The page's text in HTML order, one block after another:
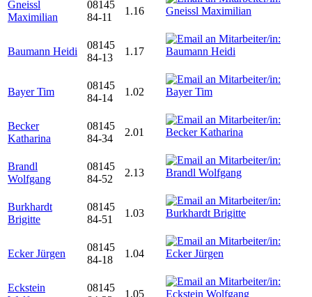
Gneissl
Maximilian
08145
84-11
1.16
Baumann Heidi
08145
84-13
1.17
Bayer Tim
08145
84-14
1.02
Becker
Katharina
08145
84-34
2.01
Brandl
Wolfgang
08145
84-52
2.13
Burkhardt
Brigitte
08145
84-51
1.03
Ecker Jürgen
08145
84-18
1.04
Eckstein
08145
1.05